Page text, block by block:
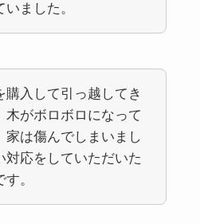
ました。
購入して引っ越してき
木がボロボロになって
家は傷んでしまいまし
対応をしていただいた
。